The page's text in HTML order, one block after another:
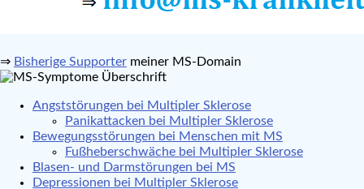
⇒ Bisherige Supporter meiner MS-Domain
Angststörungen bei Multipler Sklerose
Panikattacken bei Multipler Sklerose
Bewegungsstörungen bei Menschen mit MS
Fußheberschwäche bei Multipler Sklerose
Blasen- und Darmstörungen bei MS
Depressionen bei Multipler Sklerose